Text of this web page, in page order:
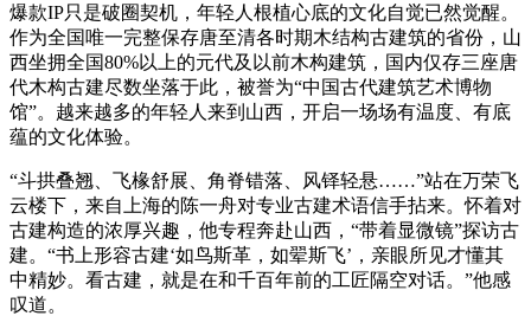
爆款IP只是破圈契机，年轻人根植心底的文化自觉已然觉醒。
作为全国唯一完整保存唐至清各时期木结构古建筑的省份，山
西坐拥全国80%以上的元代及以前木构建筑，国内仅存三座唐
代木构古建尽数坐落于此，被誉为“中国古代建筑艺术博物
馆”。越来越多的年轻人来到山西，开启一场场有温度、有底
蕴的文化体验。
“斗拱叠翘、飞椽舒展、角脊错落、风铎轻悬……”站在万荣飞
云楼下，来自上海的陈一舟对专业古建术语信手拈来。怀着对
古建构造的浓厚兴趣，他专程奔赴山西，“带着显微镜”探访古
建。“书上形容古建‘如鸟斯革，如翚斯飞’，亲眼所见才懂其
中精妙。看古建，就是在和千百年前的工匠隔空对话。”他感
叹道。